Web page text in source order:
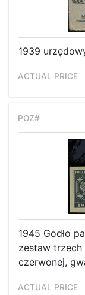
1939
1945 Godło
zestaw trzech
czerwonej,